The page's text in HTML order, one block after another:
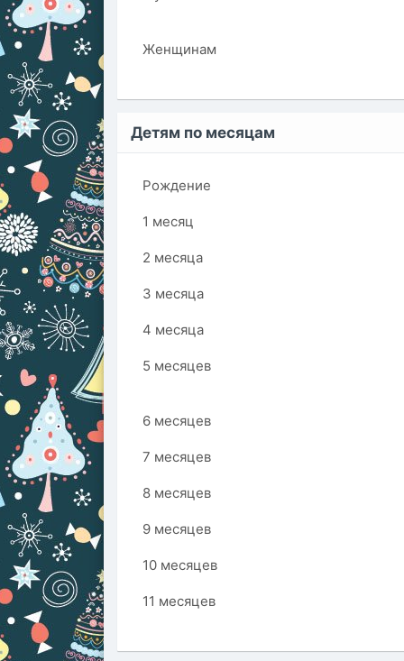
Женщинам
Детям по месяцам
Рождение
1 месяц
2 месяца
3 месяца
4 месяца
5 месяцев
6 месяцев
7 месяцев
8 месяцев
9 месяцев
10 месяцев
11 месяцев